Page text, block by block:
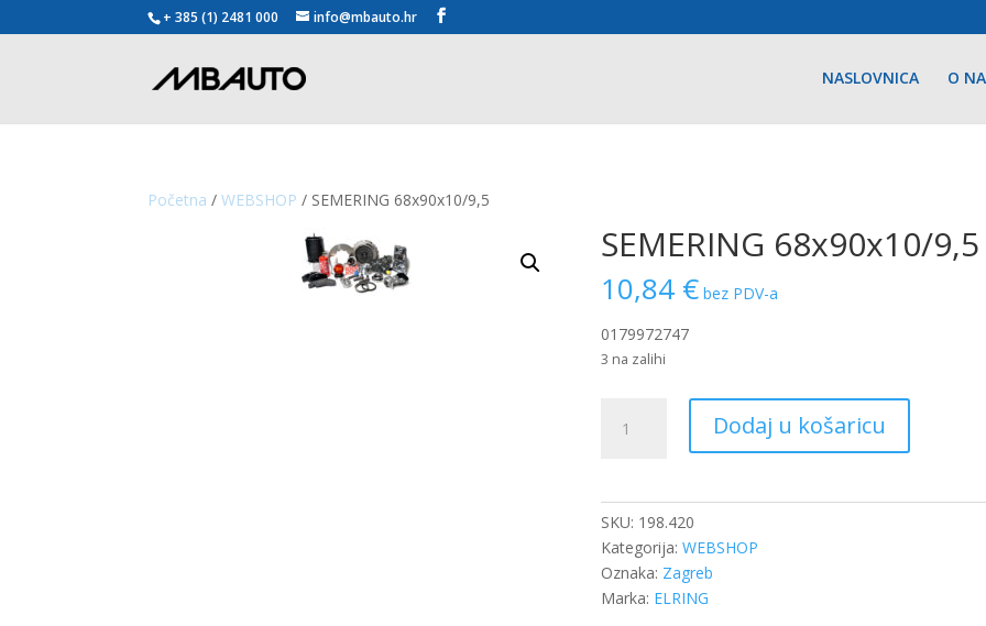
+ 385 (1) 2481 000 info@mbauto.hr
NASLOVNICA O
Početna /WEBSHOP / SEMERING 68x90x10/9,5
SEMERING 68x90x10/9,5
10,84 € bez PDV-a
0179972747
3 na zalihi
68x90x10/9,5
Dodaj u košaricu
SKU: 198.420
Kategorija:WEBSHOP
Oznaka: Zagreb
Marka: ELRING